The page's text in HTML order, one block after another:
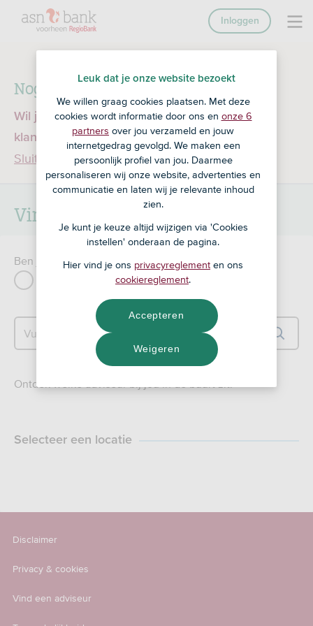
Nog geen klant bij RegioBank?
Wil je een product openen en ben je nog geen
klant bij RegioBank?Ga dan naar ASN Bank
Sluiten
Inloggen
Vind een adviseur
Ben je al klant bij RegioBank?
Vul hier je postcode in
Ontdek welke adviseur bij jou in de buurt zit.
Selecteer een locatie
Disclaimer
Privacy & cookies
Vind een adviseur
Leuk dat je onze website bezoekt
We willen graag cookies plaatsen. Met deze
cookies wordt informatie door ons en onze 6
partners over jou verzameld en jouw
internetgedrag gevolgd. We maken een
persoonlijk profiel van jou. Daarmee
personaliseren wij onze website, advertenties en
communicatie en laten wij je relevante inhoud
zien.
Je kunt je keuze altijd wijzigen via 'Cookies
instellen' onderaan de pagina.
Hier vind je ons privacyreglement en ons
cookiereglement.
Weigeren
Accepteren